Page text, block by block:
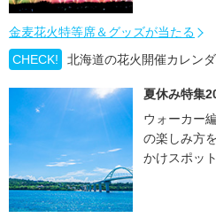
金麦花火特等席＆グッズが当たる
CHECK!
北海道の花火開催カレン
夏休み特集
ウォーカー
の楽しみ方
かけスポッ